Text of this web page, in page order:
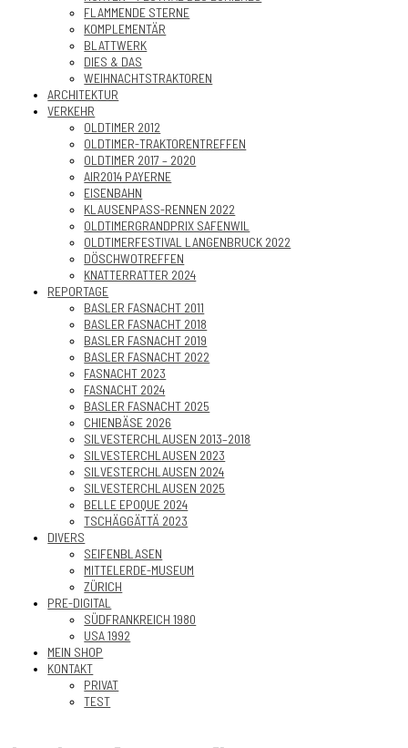
FLAMMENDE STERNE
KOMPLEMENTÄR
BLATTWERK
DIES & DAS
WEIHNACHTSTRAKTOREN
ARCHITEKTUR
VERKEHR
OLDTIMER 2012
OLDTIMER-TRAKTORENTREFFEN
OLDTIMER 2017 – 2020
AIR2014 PAYERNE
EISENBAHN
KLAUSENPASS-RENNEN 2022
OLDTIMERGRANDPRIX SAFENWIL
OLDTIMERFESTIVAL LANGENBRUCK 2022
DÖSCHWOTREFFEN
KNATTERRATTER 2024
REPORTAGE
BASLER FASNACHT 2011
BASLER FASNACHT 2018
BASLER FASNACHT 2019
BASLER FASNACHT 2022
FASNACHT 2023
FASNACHT 2024
BASLER FASNACHT 2025
CHIENBÄSE 2026
SILVESTERCHLAUSEN 2013–2018
SILVESTERCHLAUSEN 2023
SILVESTERCHLAUSEN 2024
SILVESTERCHLAUSEN 2025
BELLE EPOQUE 2024
TSCHÄGGÄTTÄ 2023
DIVERS
SEIFENBLASEN
MITTELERDE-MUSEUM
ZÜRICH
PRE-DIGITAL
SÜDFRANKREICH 1980
USA 1992
MEIN SHOP
KONTAKT
PRIVAT
TEST